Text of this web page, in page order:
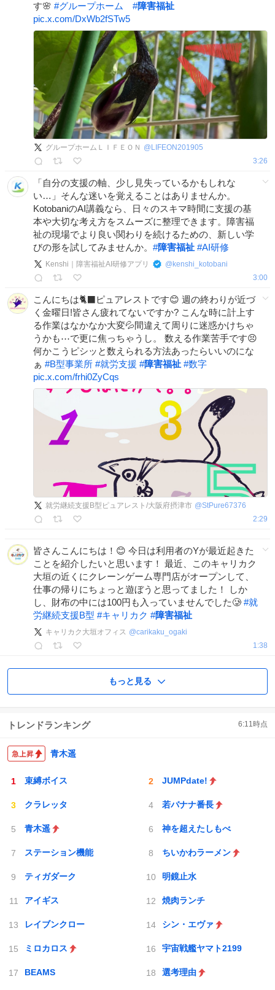
す🌸 #グループホーム #障害福祉
pic.x.com/DxWb2fSTw5
グループホームＬＩＦＥＯＮ @ LIFEON201905
3:26
「自分の支援の軸、少し見失っているかもしれな
い…」そんな迷いを覚えることはありませんか。
KotobaniのAI講義なら、日々のスキマ時間に支援の基
本や大切な考え方をスムーズに整理できます。障害福
祉の現場でより良い関わりを続けるための、新しい学
びの形を試してみませんか。 #障害福祉 #AI研修
Kenshi｜障害福祉AI研修アプリ @ kenshi_kotobani
3:00
こんにちは🐈‍⬛ピュアレストです😊 週の終わりが近づ
く金曜日!皆さん疲れてないですか? こんな時に計上す
る作業はなかなか大変💦間違えて周りに迷惑かけちゃ
うかも⋯で更に焦っちゃうし。 数える作業苦手です😣
何かこうピシッと数えられる方法あったらいいのにな
ぁ #B型事業所 #就労支援 #障害福祉 #数字
pic.x.com/frhi0ZyCqs
就労継続支援B型ピュアレスト/大阪府摂津市 @StPure67376
2:29
皆さんこんにちは！😊 今日は利用者のYが最近起きた
ことを紹介したいと思います！ 最近、このキャリカク
大垣の近くにクレーンゲーム専門店がオープンして、
仕事の帰りにちょっと遊ぼうと思ってました！ しか
し、財布の中には100円も入っていませんでした🥲 #就
労継続支援B型 #キャリカク #障害福祉
キャリカク大垣オフィス @carikaku_ogaki
1:38
もっと見る
トレンドランキング 6:11時点
青木遥
束縛ボイス JUMPdate!
クラレッタ 若バナナ番長
青木遥 神を超えたしもべ
ステーション機能 ちいかわラーメン
ティガダーク 明鏡止水
アイギス 焼肉ランチ
レイブンクロー シン・エヴァ
ミロカロス 宇宙戦艦ヤマト2199
BEAMS 選考理由